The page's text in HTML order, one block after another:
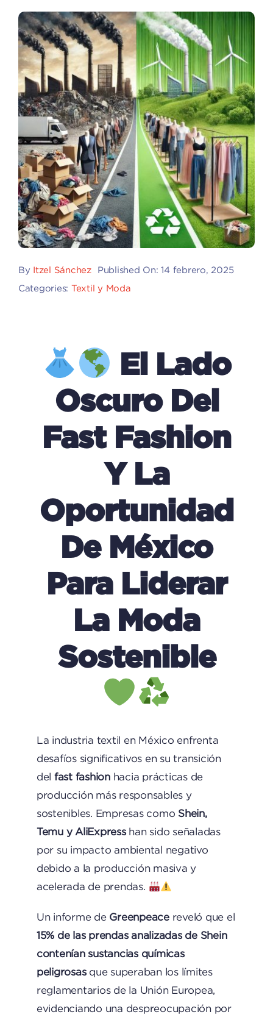
By Itzel Sánchez
Published On: 14 febrero, 2025
Categories: Textil y Moda
El Lado
Oscuro Del
Fast Fashion
Y La
Oportunidad
De México
Para Liderar
La Moda
Sostenible
La industria textil en México enfrenta
desafíos significativos en su transición
del fast fashionhacia prácticas de
producción más responsables y
sostenibles. Empresas como Shein,
Temu y AliExpresshan sido señaladas
por su impacto ambiental negativo
debido a la producción masiva y
acelerada de prendas.
Un informe de Greenpeacereveló que el
15% de las prendas analizadas de Shein
contenían sustancias químicas
peligrosasque superaban los límites
reglamentarios de la Unión Europea,
evidenciando una despreocupación por